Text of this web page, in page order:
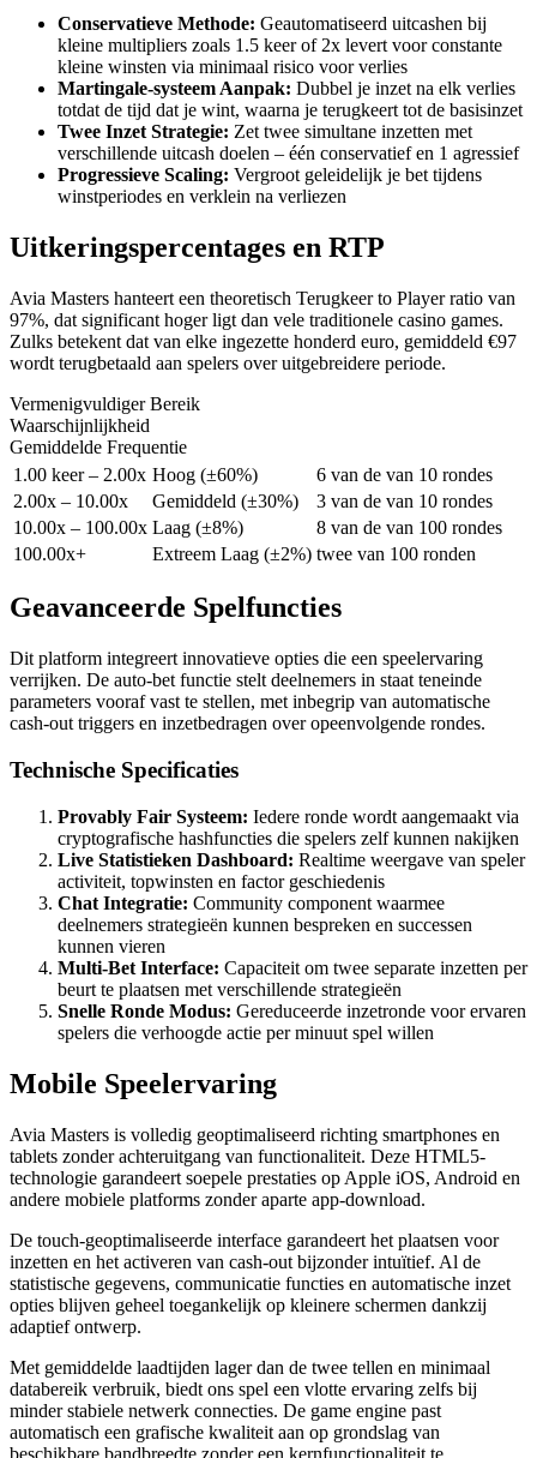
Conservatieve Methode: Geautomatiseerd uitcashen bij
kleine multipliers zoals 1.5 keer of 2x levert voor constante
kleine winsten via minimaal risico voor verlies
Martingale-systeem Aanpak: Dubbel je inzet na elk verlies
totdat de tijd dat je wint, waarna je terugkeert tot de basisinzet
Twee Inzet Strategie: Zet twee simultane inzetten met
verschillende uitcash doelen – één conservatief en 1 agressief
Progressieve Scaling: Vergroot geleidelijk je bet tijdens
winstperiodes en verklein na verliezen
Uitkeringspercentages en RTP
Avia Masters hanteert een theoretisch Terugkeer to Player ratio van
97%, dat significant hoger ligt dan vele traditionele casino games.
Zulks betekent dat van elke ingezette honderd euro, gemiddeld €97
wordt terugbetaald aan spelers over uitgebreidere periode.
Vermenigvuldiger Bereik
Waarschijnlijkheid
Gemiddelde Frequentie
1.00 keer – 2.00x Hoog (±60%)
6 van de van 10 rondes
2.00x – 10.00x
Gemiddeld (±30%)
3 van de van 10 rondes
10.00x – 100.00x Laag (±8%)
8 van de van 100 rondes
100.00x+
Extreem Laag (±2%) twee van 100 ronden
Geavanceerde Spelfuncties
Dit platform integreert innovatieve opties die een speelervaring
verrijken. De auto-bet functie stelt deelnemers in staat teneinde
parameters vooraf vast te stellen, met inbegrip van automatische
cash-out triggers en inzetbedragen over opeenvolgende rondes.
Technische Specificaties
Provably Fair Systeem: Iedere ronde wordt aangemaakt via
cryptografische hashfuncties die spelers zelf kunnen nakijken
Live Statistieken Dashboard: Realtime weergave van speler
activiteit, topwinsten en factor geschiedenis
Chat Integratie: Community component waarmee
deelnemers strategieën kunnen bespreken en successen
kunnen vieren
Multi-Bet Interface: Capaciteit om twee separate inzetten per
beurt te plaatsen met verschillende strategieën
Snelle Ronde Modus: Gereduceerde inzetronde voor ervaren
spelers die verhoogde actie per minuut spel willen
Mobile Speelervaring
Avia Masters is volledig geoptimaliseerd richting smartphones en
tablets zonder achteruitgang van functionaliteit. Deze HTML5-
technologie garandeert soepele prestaties op Apple iOS, Android en
andere mobiele platforms zonder aparte app-download.
De touch-geoptimaliseerde interface garandeert het plaatsen voor
inzetten en het activeren van cash-out bijzonder intuïtief. Al de
statistische gegevens, communicatie functies en automatische inzet
opties blijven geheel toegankelijk op kleinere schermen dankzij
adaptief ontwerp.
Met gemiddelde laadtijden lager dan de twee tellen en minimaal
databereik verbruik, biedt ons spel een vlotte ervaring zelfs bij
minder stabiele netwerk connecties. De game engine past
automatisch een grafische kwaliteit aan op grondslag van
beschikbare bandbreedte zonder een kernfunctionaliteit te